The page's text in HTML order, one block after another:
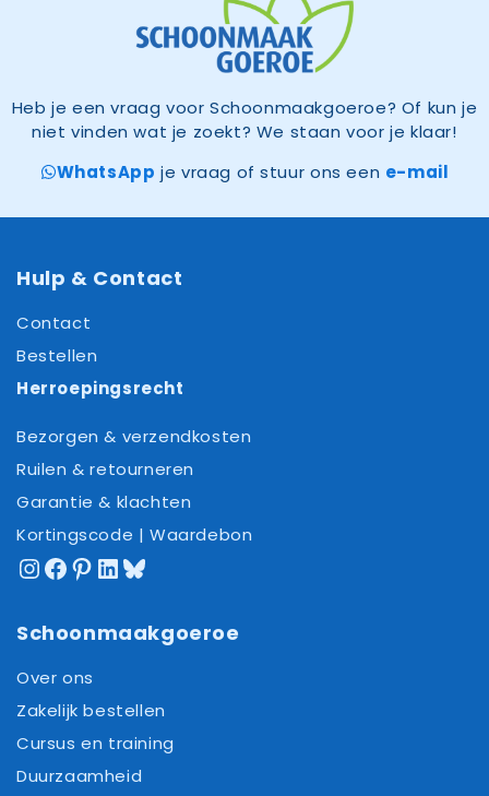
Heb je een vraag voor Schoonmaakgoeroe? Of kun je
niet vinden wat je zoekt? We staan voor je klaar!
WhatsApp je vraag of stuur ons een e-mail
Hulp & Contact
Contact
Bestellen
Herroepingsrecht
Bezorgen & verzendkosten
Ruilen & retourneren
Garantie & klachten
Kortingscode | Waardebon
Instagram
Facebook
Pinterest
LinkedIn
Bluesky
Schoonmaakgoeroe
Over ons
Zakelijk bestellen
Cursus en training
Duurzaamheid